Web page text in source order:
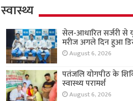
स्वास्थ्य
सेल-आधारित सर्जरी से
मरीज अगले दिन हुआ
August 6, 2026
पतंजलि योगपीठ के
स्वास्थ्य परामर्श
August 6, 2026